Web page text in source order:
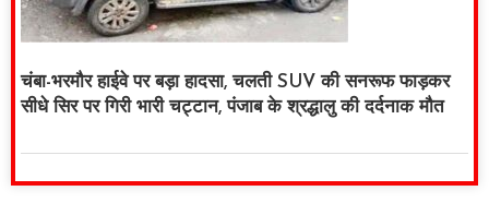
चंबा-भरमौर हाईवे पर बड़ा हादसा, चलती SUV की सनरूफ फाड़कर
सीधे सिर पर गिरी भारी चट्टान, पंजाब के श्रद्धालु की दर्दनाक मौत